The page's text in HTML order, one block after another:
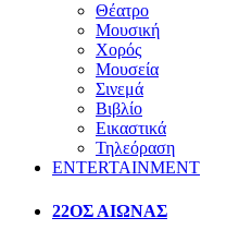
Θέατρο
Μουσική
Χορός
Μουσεία
Σινεμά
Βιβλίο
Εικαστικά
Τηλεόραση
ENTERTAINMENT
22ΟΣ ΑΙΩΝΑΣ